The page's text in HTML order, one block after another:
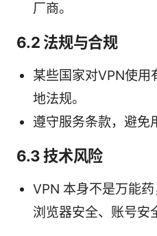
厂商。
6.2 法规与合规
某些国家对VPN使用
地法规。
遵守服务条款，避免
6.3 技术风险
VPN 本身不是万能药
浏览器安全、账号安